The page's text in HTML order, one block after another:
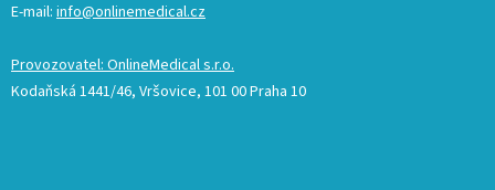
E-mail: info@onlinemedical.cz
Provozovatel: OnlineMedical s.r.o.
Kodaňská 1441/46, Vršovice, 101 00 Praha 10